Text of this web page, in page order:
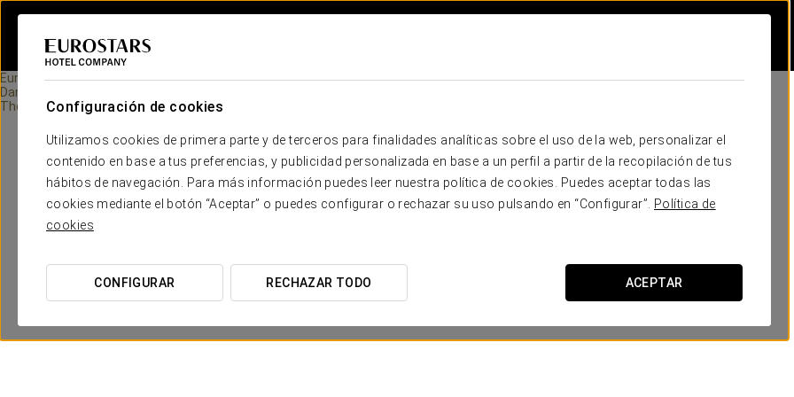
Configuración de cookies
Utilizamos cookies de primera parte y de terceros para finalidades analíticas sobre el uso de la web, personalizar el
contenido en base a tus preferencias, y publicidad personalizada en base a un perfil a partir de la recopilación de tus
hábitos de navegación. Para más información puedes leer nuestra política de cookies. Puedes aceptar todas las
cookies mediante el botón “Aceptar” o puedes configurar o rechazar su uso pulsando en “Configurar”.
Política de
cookies
CONFIGURAR RECHAZAR TODO ACEPTAR
Eurostars Hotel Company
Dance Short Films
The Proposal